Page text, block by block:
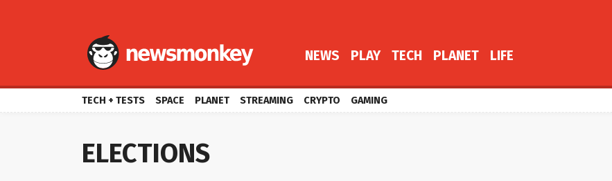
NEWS PLAY TECH PLANET LIFE
TECH + TESTS SPACE PLANET STREAMING CRYPTO GAMING
ELECTIONS